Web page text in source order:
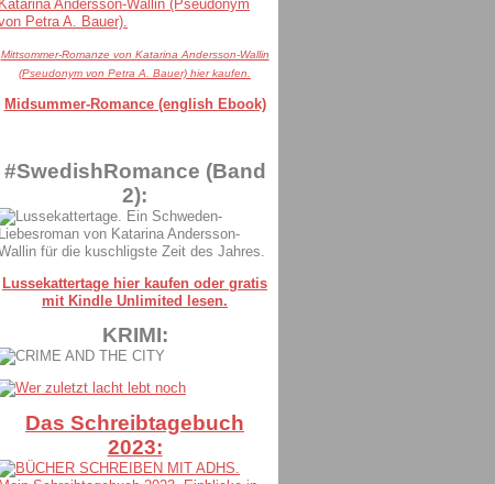
Mittsommer-Romanze von Katarina Andersson-Wallin
(Pseudonym von Petra A. Bauer) hier kaufen.
Midsummer-Romance (english Ebook)
#SwedishRomance (Band
2):
Lussekattertage hier kaufen oder gratis
mit Kindle Unlimited lesen.
KRIMI:
Das Schreibtagebuch
2023: